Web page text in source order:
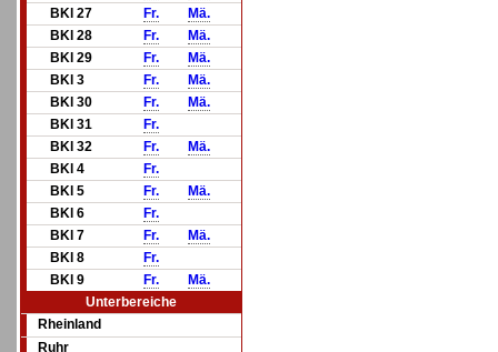
BKl 27
Fr.
Mä.
BKl 28
Fr.
Mä.
BKl 29
Fr.
Mä.
BKl 3
Fr.
Mä.
BKl 30
Fr.
Mä.
BKl 31
Fr.
BKl 32
Fr.
Mä.
BKl 4
Fr.
BKl 5
Fr.
Mä.
BKl 6
Fr.
BKl 7
Fr.
Mä.
BKl 8
Fr.
BKl 9
Fr.
Mä.
Unterbereiche
Rheinland
Ruhr